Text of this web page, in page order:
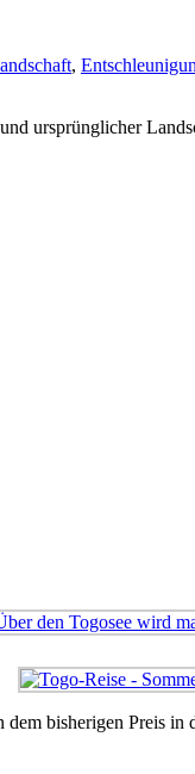
,
ursprünglicher
bisherigen Preis